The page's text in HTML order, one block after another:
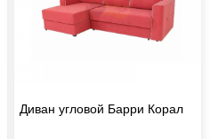
Диван угловой Барри Корал